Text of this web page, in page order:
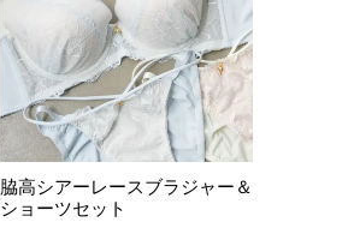
脇高シアーレースブラジャー＆
ショーツセット